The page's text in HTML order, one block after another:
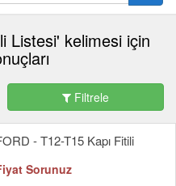
Listesi' kelimesi için
Filtrele
- T12-T15 Kapı Fitili
Sorunuz